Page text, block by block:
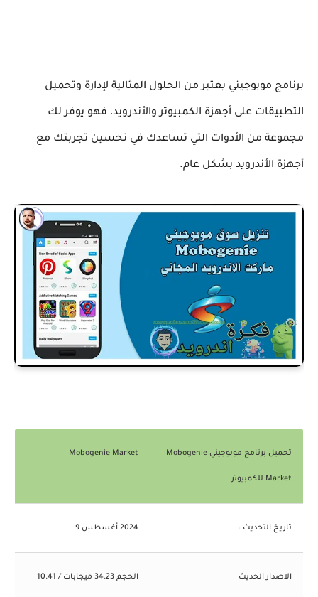
برنامج موبوجيني يعتبر من الحلول المثالية لإدارة وتحميل
التطبيقات على أجهزة الكمبيوتر والأندرويد، فهو يوفر لك
مجموعة من الأدوات التي تساعدك في تحسين تجربتك مع
أجهزة الأندرويد بشكل عام.
تحميل برنامج موبوجيني Mobogenie
Market للكمبيوتر
Mobogenie Market
تاريخ التحديث : 2024 أغسطس 9
الاصدار الحديث الحجم 34.23 ميجابات / 10.41